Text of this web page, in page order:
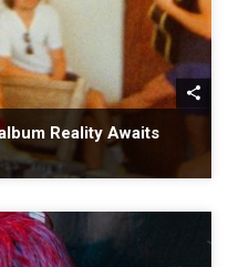
Reality Awaits